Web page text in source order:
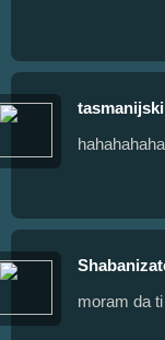
moram da